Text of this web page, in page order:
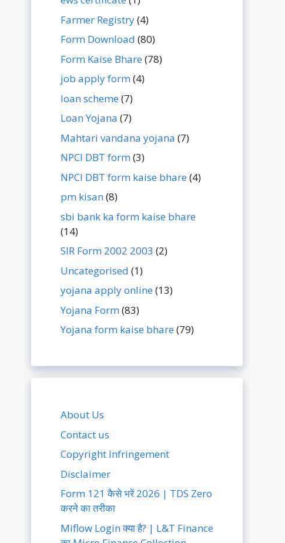
Farmer Registry(4)
Form Download (80)
Form Kaise Bhare(78)
job apply form(4)
loan scheme(7)
Loan Yojana (7)
Mahtari vandana yojana (7)
NPCI DBT form(3)
NPCI DBT form kaise bhare(4)
pm kisan(8)
sbi bank ka form kaise bhare
(14)
SIR Form 2002 2003 (2)
Uncategorised (1)
yojana apply online(13)
Yojana Form(83)
Yojana form kaise bhare(79)
About Us
Contact us
Copyright Infringement
Disclaimer
Form 121 कैसे भरें 2026 | TDS Zero
करने का तरीका
Miflow Login क्या है? | L&T Finance